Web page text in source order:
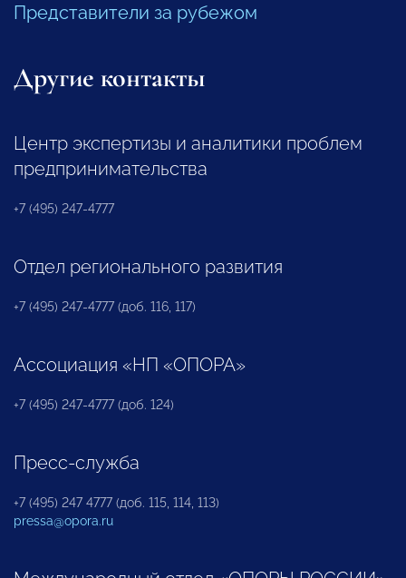
Представители за рубежом
Другие контакты
Центр экспертизы и аналитики проблем
предпринимательства
+7 (495) 247-4777
Отдел регионального развития
+7 (495) 247-4777 (доб. 116, 117)
Ассоциация «НП «ОПОРА»
+7 (495) 247-4777 (доб. 124)
Пресс-служба
+7 (495) 247 4777 (доб. 115, 114, 113)
pressa@opora.ru